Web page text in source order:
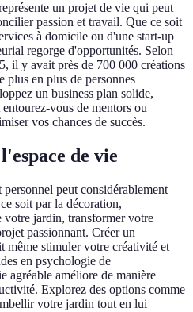
un projet de vie qui peut
passion et travail. Que ce soit
à domicile ou d'une start-up
regorge d'opportunités. Selon
il y avait près de 700 000 créations
plus en plus de personnes
un business plan solide,
vous de mentors ou
vos chances de succès.
de vie
peut considérablement
soit par la décoration,
votre jardin, transformer votre
passionnant. Créer un
même stimuler votre créativité et
en psychologie de
agréable améliore de manière
Explorez des options comme
votre jardin tout en lui